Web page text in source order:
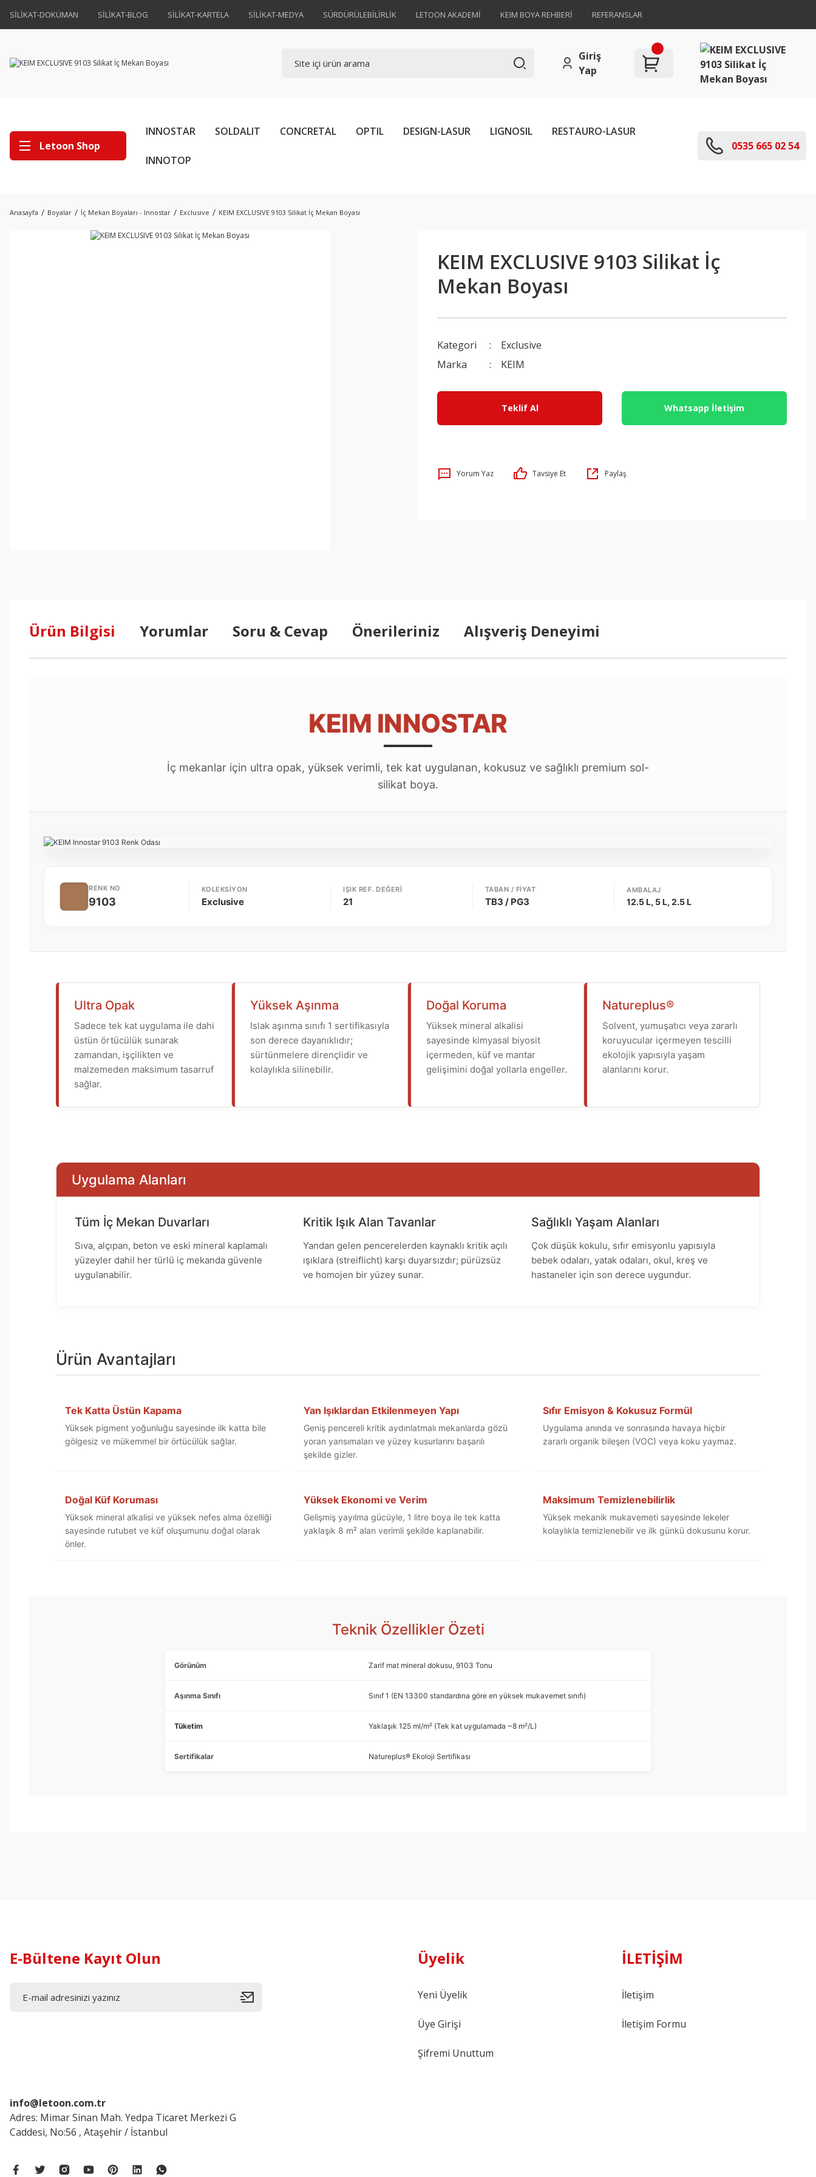
SİLİKAT-DOKÜMAN SİLİKAT-BLOG SİLİKAT-KARTELA SİLİKAT-MEDYA SÜRDÜRÜLEBİLİRLİK LETOON AKADEMİ KEIM BOYA REHBERİ REFERANSLAR
Giriş
Yap
Letoon Shop
INNOSTAR SOLDALIT CONCRETAL OPTIL DESIGN-LASUR LIGNOSIL RESTAURO-LASUR
INNOTOP
0535 665 02 54
Anasayfa Boyalar İç Mekan Boyaları - Innostar Exclusive KEIM EXCLUSIVE 9103 Silikat İç Mekan Boyası
KEIM EXCLUSIVE 9103 Silikat İç
Mekan Boyası
Kategori
Exclusive
Marka
KEIM
Teklif Al Whatsapp İletişim
Yorum Yaz Tavsiye Et Paylaş
Ürün Bilgisi Yorumlar Soru & Cevap Önerileriniz Alışveriş Deneyimi
KEIM INNOSTAR
İç mekanlar için ultra opak, yüksek verimli, tek kat uygulanan, kokusuz ve sağlıklı premium sol-
silikat boya.
RENK NO
9103
KOLEKSIYON
Exclusive
IŞIK REF. DEĞERI
21
TABAN / FIYAT
TB3 / PG3
AMBALAJ
12.5 L, 5 L, 2.5 L
Ultra Opak
Sadece tek kat uygulama ile dahi
üstün örtücülük sunarak
zamandan, işçilikten ve
malzemeden maksimum tasarruf
sağlar.
Yüksek Aşınma
Islak aşınma sınıfı 1 sertifikasıyla
son derece dayanıklıdır;
sürtünmelere dirençlidir ve
kolaylıkla silinebilir.
Doğal Koruma
Yüksek mineral alkalisi
sayesinde kimyasal biyosit
içermeden, küf ve mantar
gelişimini doğal yollarla engeller.
Natureplus®
Solvent, yumuşatıcı veya zararlı
koruyucular içermeyen tescilli
ekolojik yapısıyla yaşam
alanlarını korur.
Uygulama Alanları
Tüm İç Mekan Duvarları
Sıva, alçıpan, beton ve eski mineral kaplamalı
yüzeyler dahil her türlü iç mekanda güvenle
uygulanabilir.
Kritik Işık Alan Tavanlar
Yandan gelen pencerelerden kaynaklı kritik açılı
ışıklara (streiflicht) karşı duyarsızdır; pürüzsüz
ve homojen bir yüzey sunar.
Sağlıklı Yaşam Alanları
Çok düşük kokulu, sıfır emisyonlu yapısıyla
bebek odaları, yatak odaları, okul, kreş ve
hastaneler için son derece uygundur.
Ürün Avantajları
Tek Katta Üstün Kapama
Yüksek pigment yoğunluğu sayesinde ilk katta bile
gölgesiz ve mükemmel bir örtücülük sağlar.
Yan Işıklardan Etkilenmeyen Yapı
Geniş pencereli kritik aydınlatmalı mekanlarda gözü
yoran yansımaları ve yüzey kusurlarını başarılı
şekilde gizler.
Sıfır Emisyon & Kokusuz Formül
Uygulama anında ve sonrasında havaya hiçbir
zararlı organik bileşen (VOC) veya koku yaymaz.
Doğal Küf Koruması
Yüksek mineral alkalisi ve yüksek nefes alma özelliği
sayesinde rutubet ve küf oluşumunu doğal olarak
önler.
Yüksek Ekonomi ve Verim
Gelişmiş yayılma gücüyle, 1 litre boya ile tek katta
yaklaşık 8 m² alan verimli şekilde kaplanabilir.
Maksimum Temizlenebilirlik
Yüksek mekanik mukavemeti sayesinde lekeler
kolaylıkla temizlenebilir ve ilk günkü dokusunu korur.
Teknik Özellikler Özeti
Görünüm Zarif mat mineral dokusu, 9103 Tonu
Aşınma Sınıfı Sınıf 1 (EN 13300 standardına göre en yüksek mukavemet sınıfı)
Tüketim Yaklaşık 125 ml/m² (Tek kat uygulamada ~8 m²/L)
Sertifikalar Natureplus® Ekoloji Sertifikası
E-Bültene Kayıt Olun
info@letoon.com.tr
Adres: Mimar Sinan Mah. Yedpa Ticaret Merkezi G
Caddesi, No:56 , Ataşehir / İstanbul
Üyelik
Yeni Üyelik
Üye Girişi
Şifremi Unuttum
İLETİŞİM
İletişim
İletişim Formu